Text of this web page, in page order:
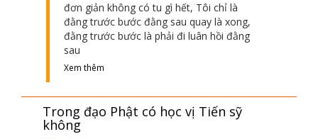
đơn giản không có tu gì hết, Tôi chỉ là
đằng trước bước đằng sau quay là xong,
đằng trước bước là phải đi luân hồi đằng
sau
Xem thêm
Trong đạo Phật có học vị Tiến sỹ
không